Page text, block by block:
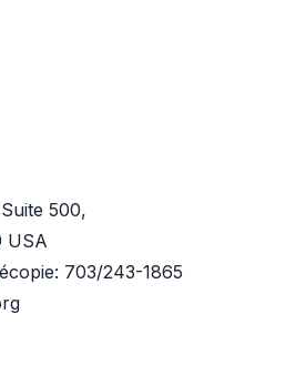
500,
USA
703/243-1865